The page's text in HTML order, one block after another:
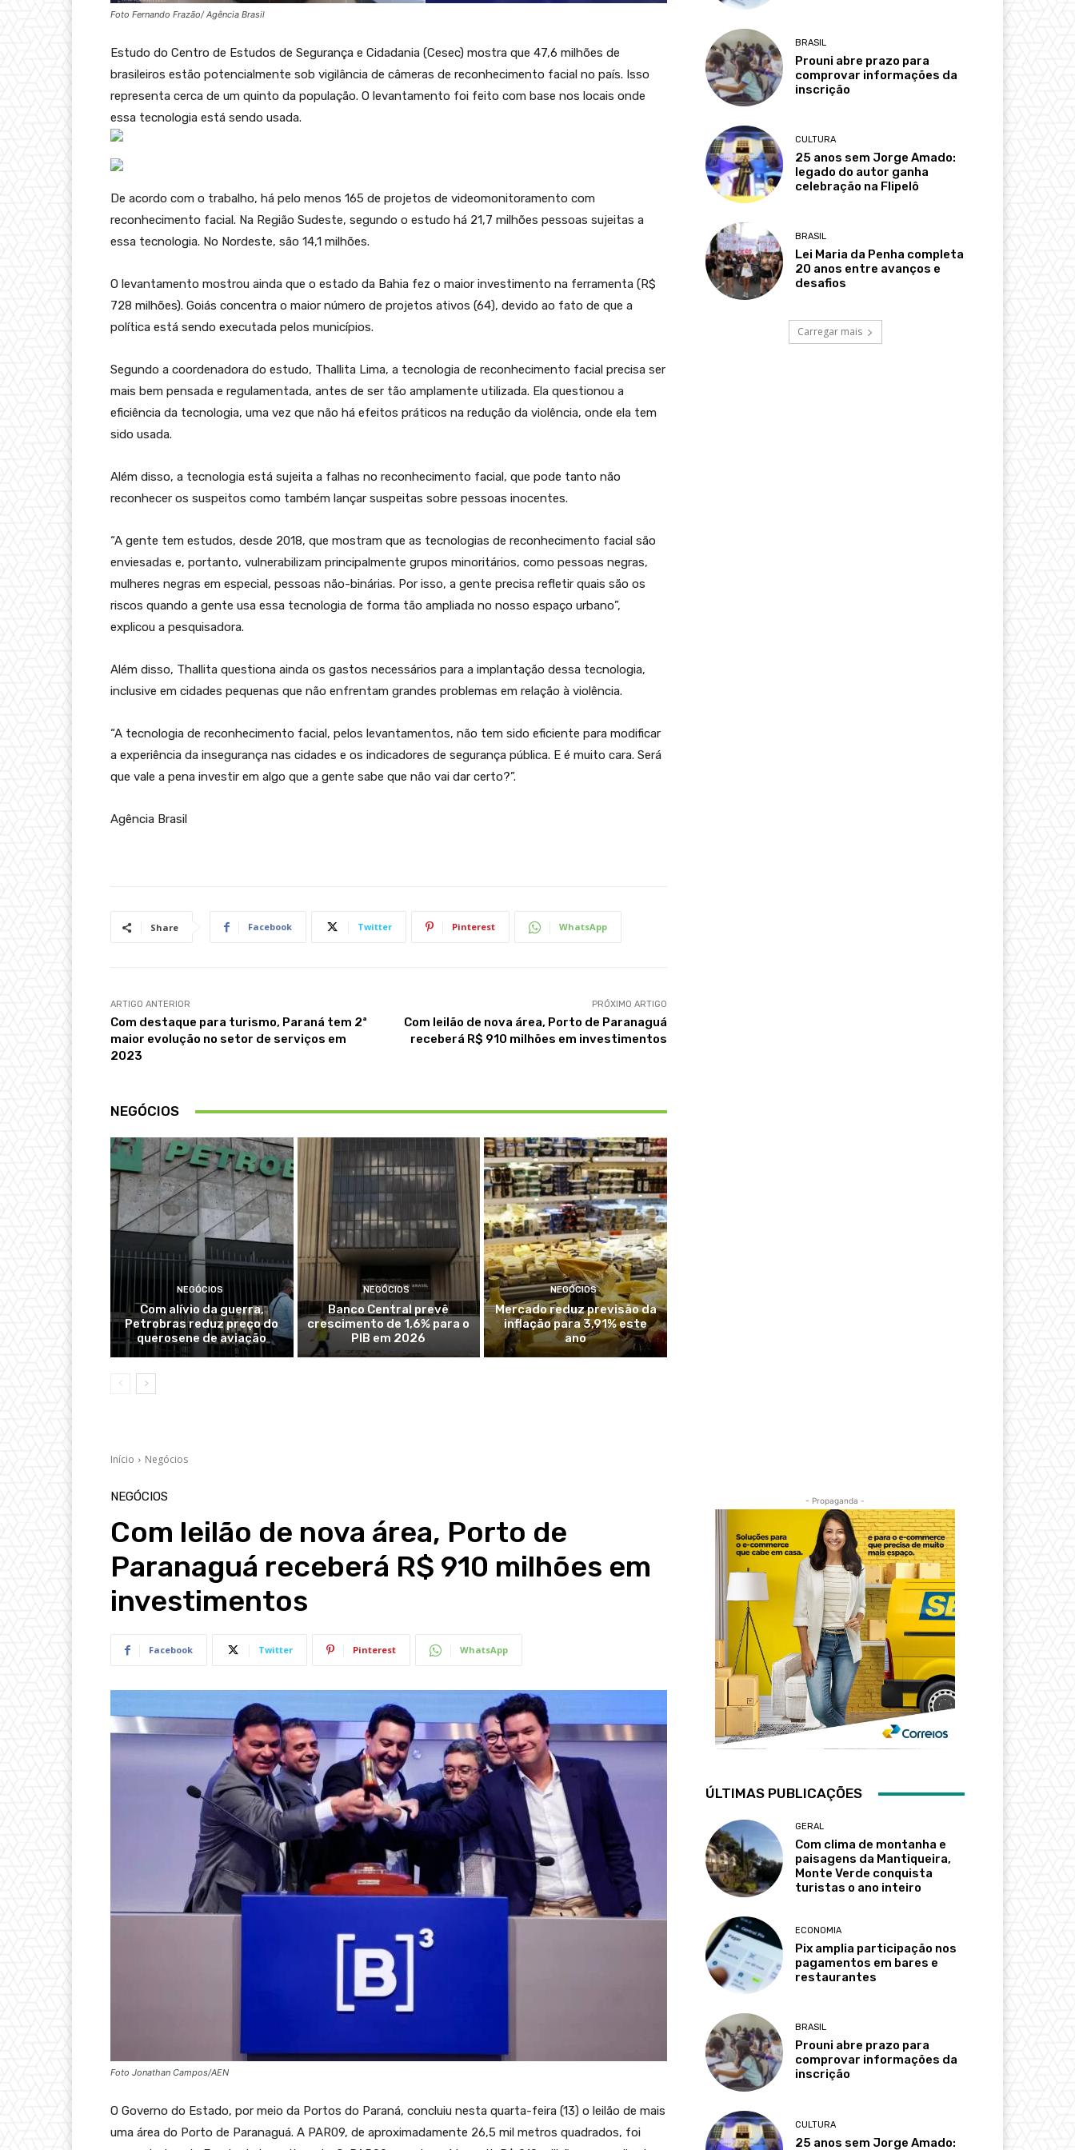
Foto Fernando Frazão/ Agência Brasil
Estudo do Centro de Estudos de Segurança e Cidadania (Cesec) mostra que 47,6 milhões de
brasileiros estão potencialmente sob vigilância de câmeras de reconhecimento facial no país. Isso
representa cerca de um quinto da população. O levantamento foi feito com base nos locais onde
essa tecnologia está sendo usada.
De acordo com o trabalho, há pelo menos 165 de projetos de videomonitoramento com
reconhecimento facial. Na Região Sudeste, segundo o estudo há 21,7 milhões pessoas sujeitas a
essa tecnologia. No Nordeste, são 14,1 milhões.
O levantamento mostrou ainda que o estado da Bahia fez o maior investimento na ferramenta (R$
728 milhões). Goiás concentra o maior número de projetos ativos (64), devido ao fato de que a
política está sendo executada pelos municípios.
Segundo a coordenadora do estudo, Thallita Lima, a tecnologia de reconhecimento facial precisa ser
mais bem pensada e regulamentada, antes de ser tão amplamente utilizada. Ela questionou a
eficiência da tecnologia, uma vez que não há efeitos práticos na redução da violência, onde ela tem
sido usada.
Além disso, a tecnologia está sujeita a falhas no reconhecimento facial, que pode tanto não
reconhecer os suspeitos como também lançar suspeitas sobre pessoas inocentes.
“A gente tem estudos, desde 2018, que mostram que as tecnologias de reconhecimento facial são
enviesadas e, portanto, vulnerabilizam principalmente grupos minoritários, como pessoas negras,
mulheres negras em especial, pessoas não-binárias. Por isso, a gente precisa refletir quais são os
riscos quando a gente usa essa tecnologia de forma tão ampliada no nosso espaço urbano”,
explicou a pesquisadora.
Além disso, Thallita questiona ainda os gastos necessários para a implantação dessa tecnologia,
inclusive em cidades pequenas que não enfrentam grandes problemas em relação à violência.
“A tecnologia de reconhecimento facial, pelos levantamentos, não tem sido eficiente para modificar
a experiência da insegurança nas cidades e os indicadores de segurança pública. E é muito cara. Será
que vale a pena investir em algo que a gente sabe que não vai dar certo?”.
Agência Brasil
Share Facebook Twitter Pinterest WhatsApp
ARTIGO ANTERIOR
Com destaque para turismo, Paraná tem 2ª
maior evolução no setor de serviços em
2023
PRÓXIMO ARTIGO
Com leilão de nova área, Porto de Paranaguá
receberá R$ 910 milhões em investimentos
NEGÓCIOS
NEGÓCIOS
Com alívio da guerra,
Petrobras reduz preço do
querosene de aviação
NEGÓCIOS
Banco Central prevê
crescimento de 1,6% para o
PIB em 2026
NEGÓCIOS
Mercado reduz previsão da
inflação para 3,91% este
ano
BRASIL
Prouni abre prazo para
comprovar informações da
inscrição
CULTURA
25 anos sem Jorge Amado:
legado do autor ganha
celebração na Flipelô
BRASIL
Lei Maria da Penha completa
20 anos entre avanços e
desafios
Carregar mais